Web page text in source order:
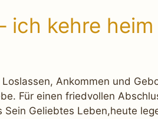
ich kehre heim
Ankommen und
Für einen friedvollen
Sein Geliebtes Leben,heute